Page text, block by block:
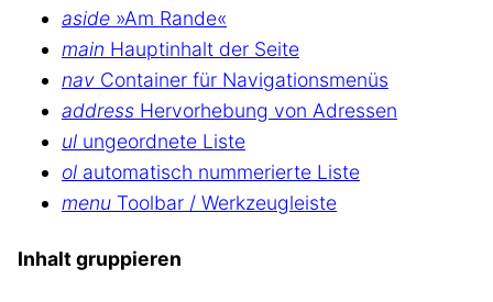
aside »Am Rande«
main Hauptinhalt der Seite
nav Container für Navigationsmenüs
address Hervorhebung von Adressen
ul ungeordnete Liste
ol automatisch nummerierte Liste
menu Toolbar / Werkzeugleiste
Inhalt gruppieren